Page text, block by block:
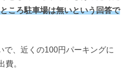
ころ駐車場は無いという回答で
で、近くの100円パーキングに
費。